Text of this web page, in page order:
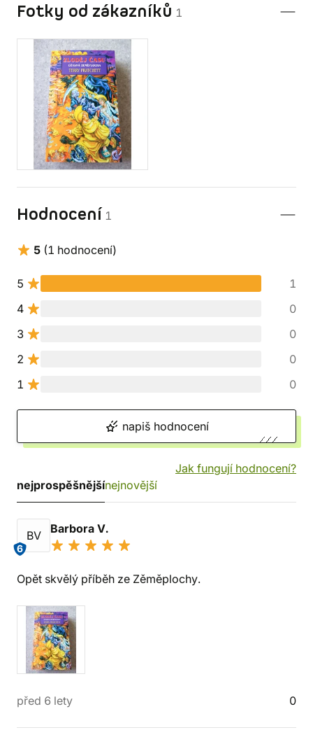
Fotky od zákazníků 1
Hodnocení 1
5 (1 hodnocení)
5
1
4
0
3
0
2
0
1
0
napiš hodnocení
Jak fungují hodnocení?
nejprospěšnějšínejnovější
BV
6
Barbora V.
Opět skvělý příběh ze Zěměplochy.
před 6 lety 0